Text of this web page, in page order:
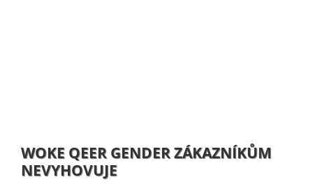
WOKE QEER GENDER ZÁKAZNÍKŮM
NEVYHOVUJE